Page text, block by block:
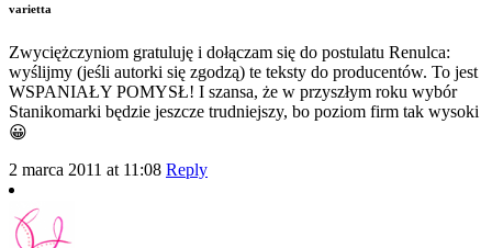
varietta
Zwyciężczyniom gratuluję i dołączam się do postulatu Renulca:
wyślijmy (jeśli autorki się zgodzą) te teksty do producentów. To jest
WSPANIAŁY POMYSŁ! I szansa, że w przyszłym roku wybór
Stanikomarki będzie jeszcze trudniejszy, bo poziom firm tak wysoki
😀
2 marca 2011 at 11:08 Reply